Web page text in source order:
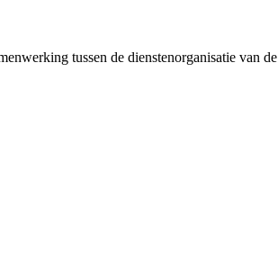
tussen de dienstenorganisatie van de